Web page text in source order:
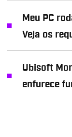
Meu PC
Veja os
Ubisoft
enfurece